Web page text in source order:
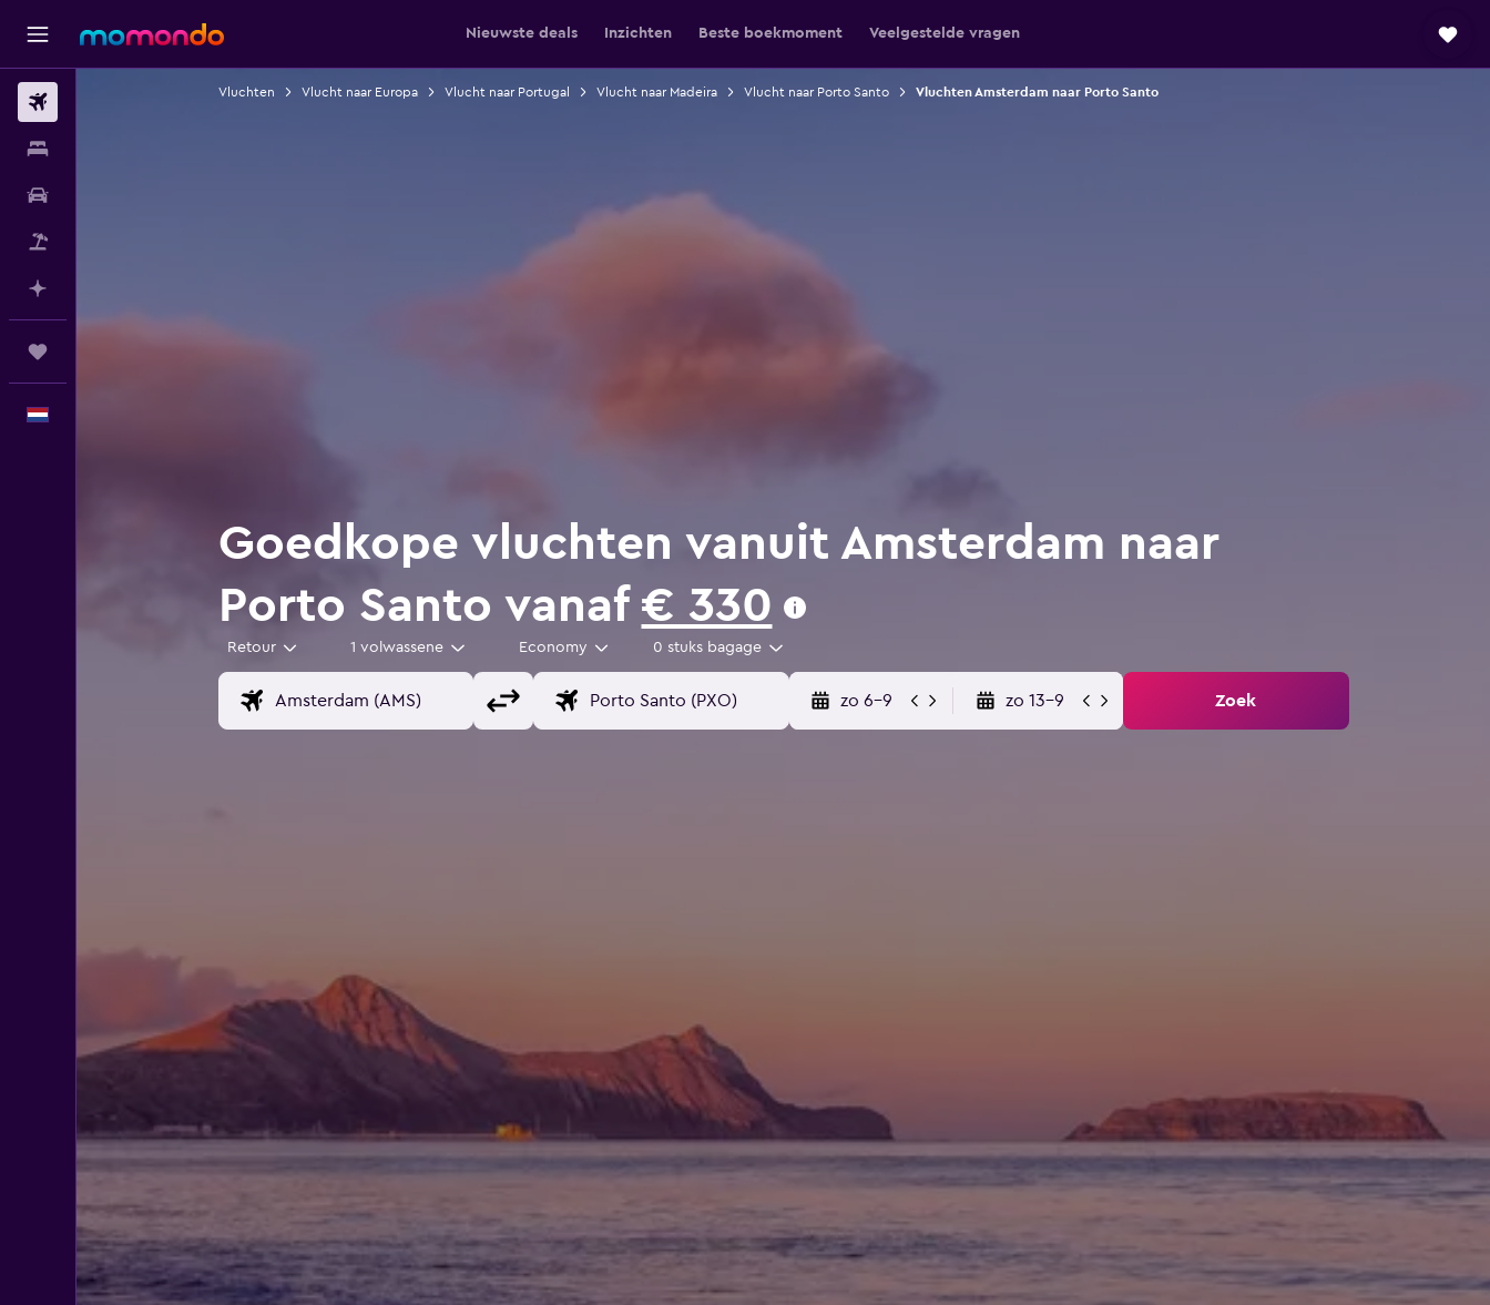
Nieuwste deals Inzichten Beste boekmoment Veelgestelde vragen
Vluchten Vlucht naar Europa Vlucht naar Portugal Vlucht naar Madeira Vlucht naar Porto Santo Vluchten Amsterdam naar Porto Santo
Goedkope vluchten vanuit Amsterdam naar
Porto Santo vanaf € 330
Retour 1 volwassene Economy 0 stuks bagage
zo 6-9 zo 13-9 Zoek